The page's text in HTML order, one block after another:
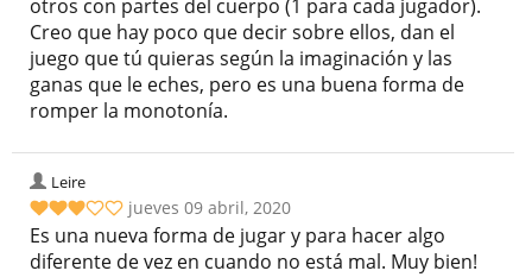
otros con partes del cuerpo (1 para cada jugador).
Creo que hay poco que decir sobre ellos, dan el
juego que tú quieras según la imaginación y las
ganas que le eches, pero es una buena forma de
romper la monotonía.
Leire
jueves 09 abril, 2020
Es una nueva forma de jugar y para hacer algo
diferente de vez en cuando no está mal. Muy bien!